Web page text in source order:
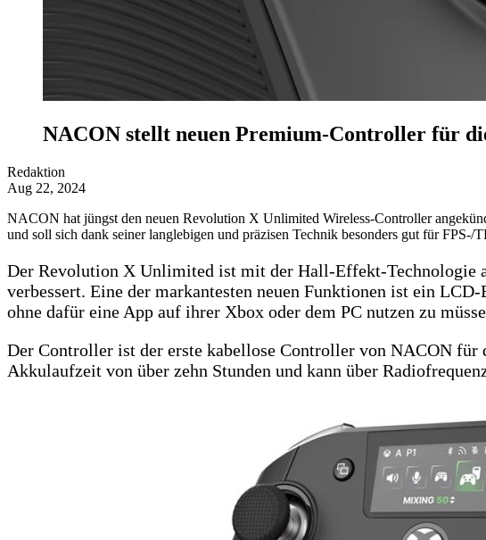
NACON stellt neuen Premium-Controller für
Redaktion
Aug 22, 2024
NACON hat jüngst den neuen Revolution X Unlimited Wireless-Controller
und soll sich dank seiner langlebigen und präzisen Technik besonders gut für FPS-/
Der Revolution X Unlimited ist mit der Hall-Effekt-Technologie
verbessert. Eine der markantesten neuen Funktionen ist ein
ohne dafür eine App auf ihrer Xbox oder dem PC nutzen zu
Der Controller ist der erste kabellose Controller von NACON
Akkulaufzeit von über zehn Stunden und kann über